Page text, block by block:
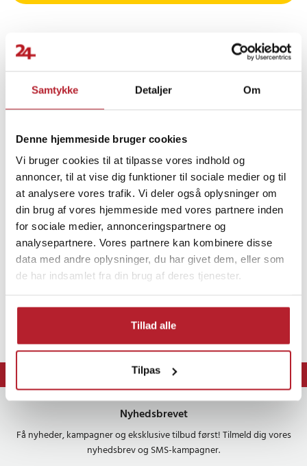
Samtykke Detaljer Om
Denne hjemmeside bruger cookies
Vi bruger cookies til at tilpasse vores indhold og
annoncer, til at vise dig funktioner til sociale medier og til
at analysere vores trafik. Vi deler også oplysninger om
din brug af vores hjemmeside med vores partnere inden
for sociale medier, annonceringspartnere og
analysepartnere. Vores partnere kan kombinere disse
data med andre oplysninger, du har givet dem, eller som
de har indsamlet fra din brug af deres tjenester.
Tillad alle
Tilpas
tydelig visning, selv i mørke. Hvert sæt indeholder mærkater til
kan forekomme små forskelle i dimensioner på grund af manuelle
målinger, og at farverne kan variere en smule afhængigt af
- Til Mercedes-Benz C-Klasse W204 S204 C204 Facelift, SLK-Klasse
R172, CLS-Klasse W218, E-Klasse W212, E-Klasse Coupé C207, E-
Klasse Cabriolet A207, SL-Klasse R231, A-Klasse W176, B-Klasse
W246, GLK-Klasse X204
- Vægt: 12 gram
- Størrelse: 18x10 cm
- Symboler og bogstaver er skåret ud, så panelbelysningen kan
passere igennem
- Inkluderer: et sæt mærkater til AC-knapper
- Bemærk: 1-3 cm forskelle på grund af manuel måling og
Udsalg 30-49 Kronor Øvrig bilindretning
Udsalg Biltilbehør Køretøjer
⭐ 365 dages fortrydelsesret
Nyhedsbrevet
Få nyheder, kampagner og eksklusive tilbud først! Tilmeld dig vores
nyhedsbrev og SMS-kampagner.